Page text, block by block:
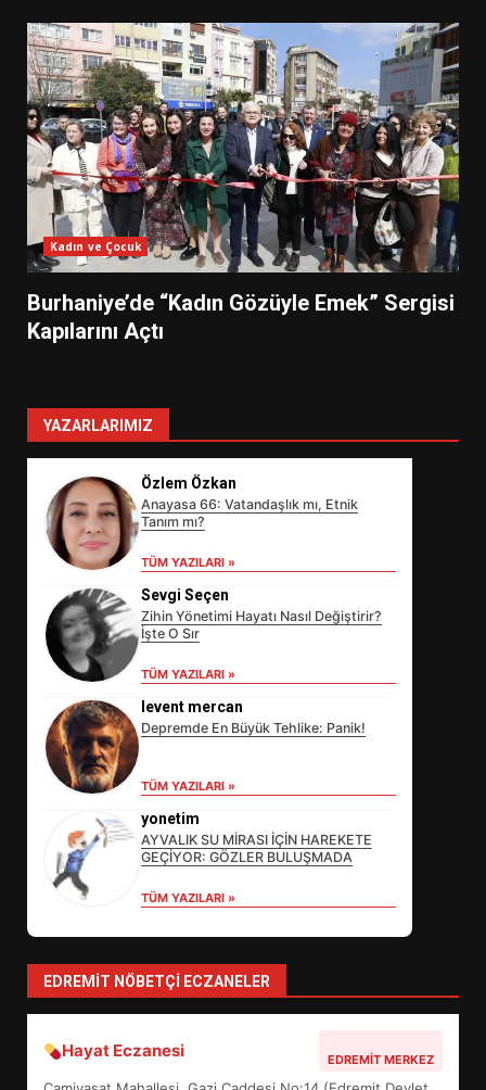
Kadın ve Çocuk
Burhaniye’de “Kadın Gözüyle Emek” Sergisi
Kapılarını Açtı
YAZARLARIMIZ
Özlem Özkan
Anayasa 66: Vatandaşlık mı, Etnik
Tanım mı?
TÜM YAZILARI »
Sevgi Seçen
Zihin Yönetimi Hayatı Nasıl Değiştirir?
İşte O Sır
TÜM YAZILARI »
levent mercan
Depremde En Büyük Tehlike: Panik!
TÜM YAZILARI »
yonetim
AYVALIK SU MİRASI İÇİN HAREKETE
GEÇİYOR: GÖZLER BULUŞMADA
TÜM YAZILARI »
EDREMIT NÖBETÇI ECZANELER
Hayat Eczanesi EDREMIT MERKEZ
SÜRDÜRÜLEBİLİRLİKTE NE
DEĞİŞECEK?
4
BALIKESİR MÜZELERİNDE SÜRE
UZATILDI: NE DEĞİŞTİ?